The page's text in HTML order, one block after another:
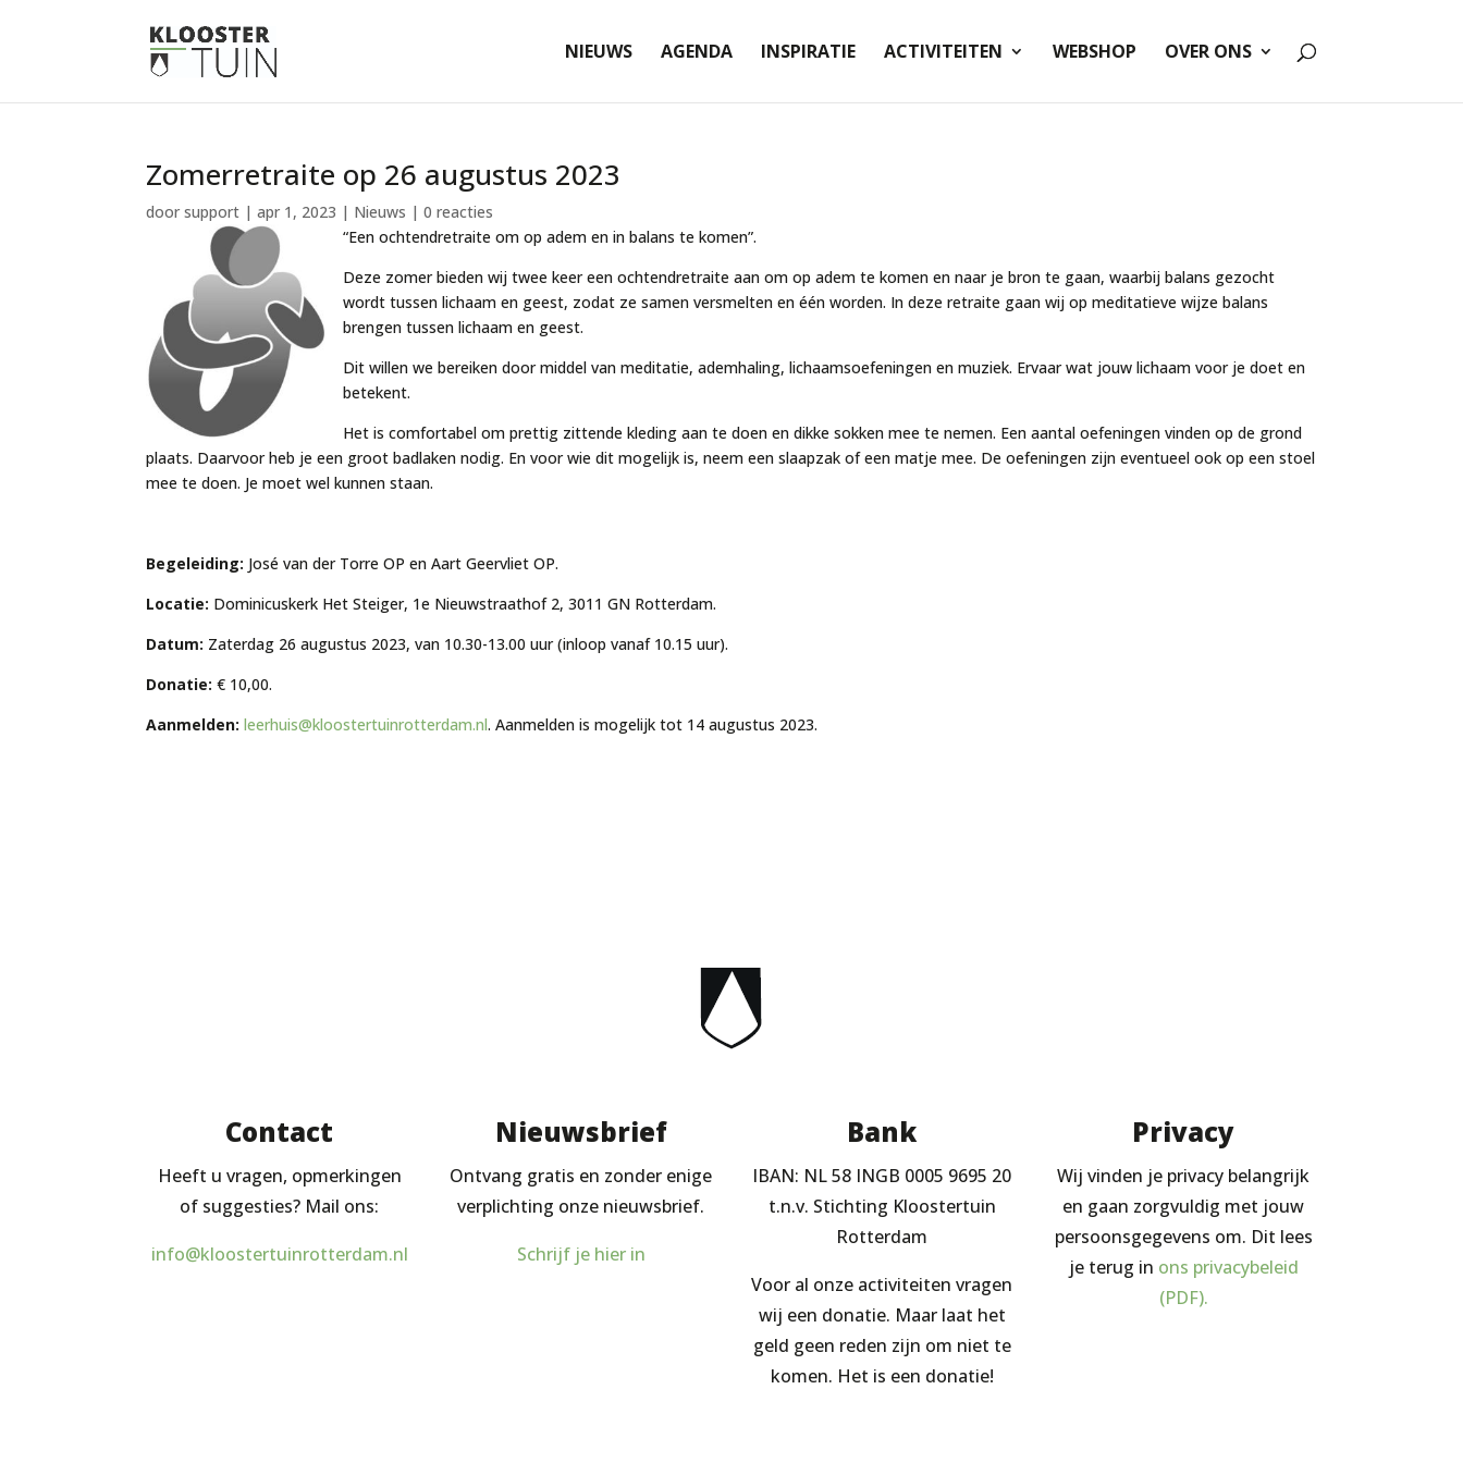
NIEUWS AGENDA INSPIRATIE ACTIVITEITEN WEBSHOP OVER ONS
Zomerretraite op 26 augustus 2023
doorsupport |apr 1, 2023 | Nieuws |0 reacties
“Een ochtendretraite om op adem en in balans te komen”.
Deze zomer bieden wij twee keer een ochtendretraite aan om op adem te komen en naar je bron te gaan, waarbij balans gezocht
wordt tussen lichaam en geest, zodat ze samen versmelten en één worden. In deze retraite gaan wij op meditatieve wijze balans
brengen tussen lichaam en geest.
Dit willen we bereiken door middel van meditatie, ademhaling, lichaamsoefeningen en muziek. Ervaar wat jouw lichaam voor je doet en
betekent.
Het is comfortabel om prettig zittende kleding aan te doen en dikke sokken mee te nemen. Een aantal oefeningen vinden op de grond
plaats. Daarvoor heb je een groot badlaken nodig. En voor wie dit mogelijk is, neem een slaapzak of een matje mee. De oefeningen zijn eventueel ook op een stoel
mee te doen. Je moet wel kunnen staan.
Begeleiding: José van der Torre OP en Aart Geervliet OP.
Locatie: Dominicuskerk Het Steiger, 1e Nieuwstraathof 2, 3011 GN Rotterdam.
Datum: Zaterdag 26 augustus 2023, van 10.30-13.00 uur (inloop vanaf 10.15 uur).
Donatie: € 10,00.
Aanmelden: leerhuis@kloostertuinrotterdam.nl. Aanmelden is mogelijk tot 14 augustus 2023.
Contact
Heeft u vragen, opmerkingen
of suggesties? Mail ons:
info@kloostertuinrotterdam.nl
Nieuwsbrief
Ontvang gratis en zonder enige
verplichting onze nieuwsbrief.
Schrijf je hier in
Bank
IBAN: NL 58 INGB 0005 9695 20
t.n.v. Stichting Kloostertuin
Rotterdam
Voor al onze activiteiten vragen
wij een donatie. Maar laat het
geld geen reden zijn om niet te
komen. Het is een donatie!
Privacy
Wij vinden je privacy belangrijk
en gaan zorgvuldig met jouw
persoonsgegevens om. Dit lees
je terug in ons privacybeleid
(PDF).